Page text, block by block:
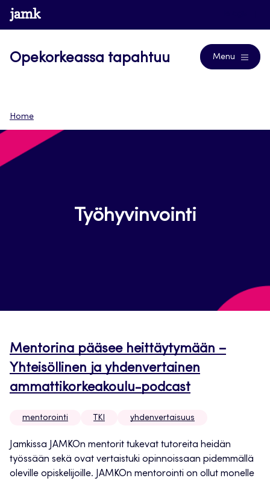
Siirry
suoraan
www.jamk.fi
Opekorkeassa tapahtuu Menu
Home
Työhyvinvointi
Mentorina pääsee heittäytymään –
Yhteisöllinen ja yhdenvertainen
ammattikorkeakoulu-podcast
mentorointi TKI yhdenvertaisuus
Jamkissa JAMKOn mentorit tukevat tutoreita heidän
työssään sekä ovat vertaistuki opinnoissaan pidemmällä
oleville opiskelijoille. JAMKOn mentorointi on ollut monelle